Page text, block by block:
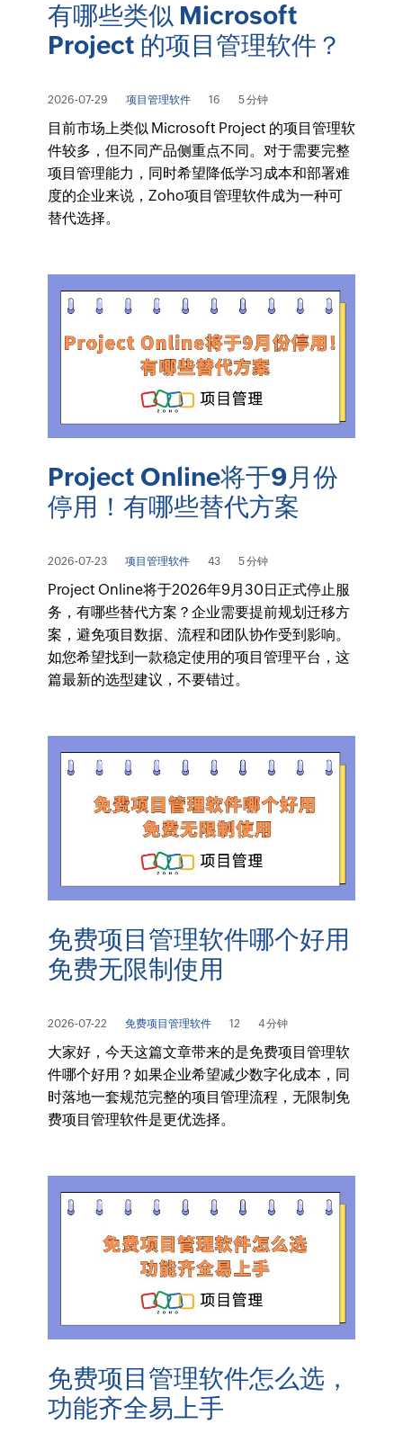
有哪些类似 Microsoft
Project 的项目管理软件？
2026-07-29 项目管理软件 16 5 分钟
目前市场上类似 Microsoft Project 的项目管理软
件较多，但不同产品侧重点不同。对于需要完整
项目管理能力，同时希望降低学习成本和部署难
度的企业来说，Zoho项目管理软件成为一种可
替代选择。
Project Online将于9月份
停用！有哪些替代方案
2026-07-23 项目管理软件 43 5 分钟
Project Online将于2026年9月30日正式停止服
务，有哪些替代方案？企业需要提前规划迁移方
案，避免项目数据、流程和团队协作受到影响。
如您希望找到一款稳定使用的项目管理平台，这
篇最新的选型建议，不要错过。
免费项目管理软件哪个好用
免费无限制使用
2026-07-22 免费项目管理软件 12 4 分钟
大家好，今天这篇文章带来的是免费项目管理软
件哪个好用？如果企业希望减少数字化成本，同
时落地一套规范完整的项目管理流程，无限制免
费项目管理软件是更优选择。
免费项目管理软件怎么选，
功能齐全易上手